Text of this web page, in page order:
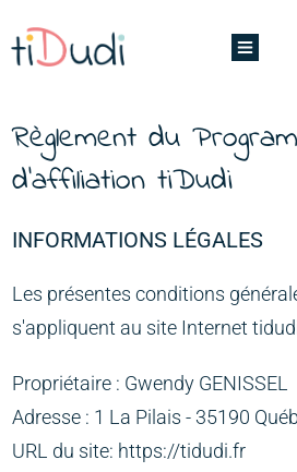
Règlement du
d'affiliation tiDudi
INFORMATIONS LÉGALES
Les présentes conditions
s'appliquent au site Internet
Propriétaire : Gwendy GENISSEL
Adresse : 1 La Pilais - 35190
URL du site: https://tidudi.fr